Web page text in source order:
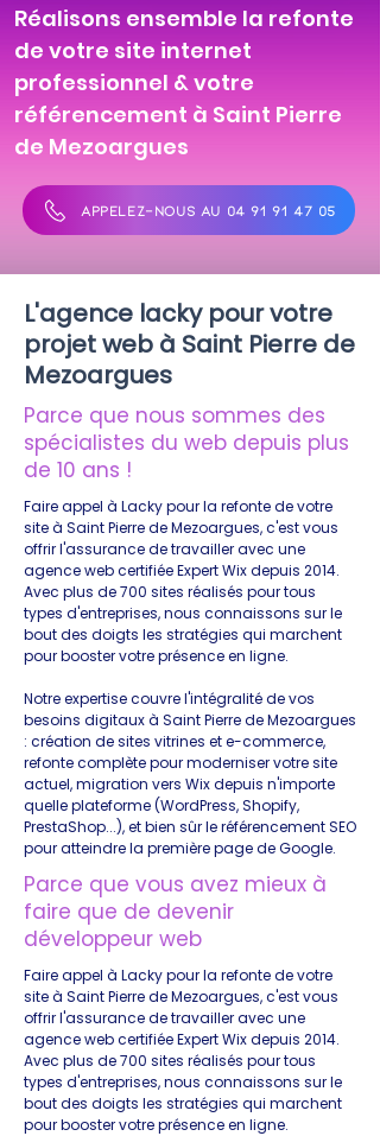
Réalisons ensemble la refonte
de votre site internet
professionnel & votre
référencement à Saint Pierre
de Mezoargues
APPELEZ-NOUS AU 04 91 91 47 05
L'agence lacky pour votre
projet web à Saint Pierre de
Mezoargues
Parce que nous sommes des
spécialistes du web depuis plus
de 10 ans !
Faire appel à Lacky pour la refonte de votre
site à Saint Pierre de Mezoargues, c'est vous
offrir l'assurance de travailler avec une
agence web certifiée Expert Wix depuis 2014.
Avec plus de 700 sites réalisés pour tous
types d'entreprises, nous connaissons sur le
bout des doigts les stratégies qui marchent
pour booster votre présence en ligne.
Notre expertise couvre l'intégralité de vos
besoins digitaux à Saint Pierre de Mezoargues
: création de sites vitrines et e-commerce,
refonte complète pour moderniser votre site
actuel, migration vers Wix depuis n'importe
quelle plateforme (WordPress, Shopify,
PrestaShop...), et bien sûr le référencement SEO
pour atteindre la première page de Google.
Parce que vous avez mieux à
faire que de devenir
développeur web
Faire appel à Lacky pour la refonte de votre
site à Saint Pierre de Mezoargues, c'est vous
offrir l'assurance de travailler avec une
agence web certifiée Expert Wix depuis 2014.
Avec plus de 700 sites réalisés pour tous
types d'entreprises, nous connaissons sur le
bout des doigts les stratégies qui marchent
pour booster votre présence en ligne.